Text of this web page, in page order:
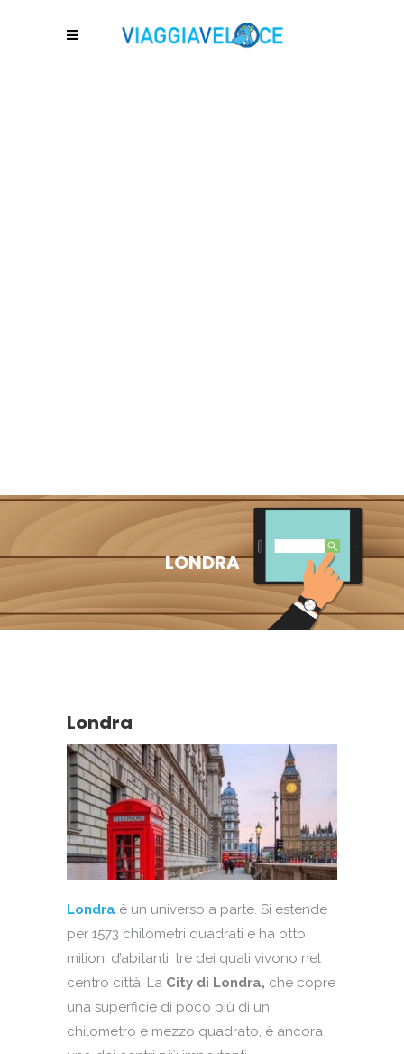
LONDRA
Londra
Londra è un universo a parte. Si estende
per 1573 chilometri quadrati e ha otto
milioni d’abitanti, tre dei quali vivono nel
centro città. La City di Londra, che copre
una superficie di poco più di un
chilometro e mezzo quadrato, è ancora